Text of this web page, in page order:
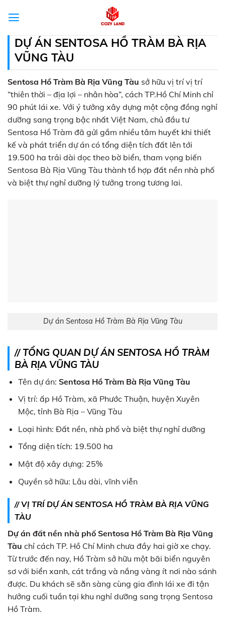
DỰ ÁN SENTOSA HỒ TRÀM BÀ RỊA
VŨNG TÀU
Sentosa Hồ Tràm Bà Rịa Vũng Tàu sở hữu vị trí vị trí
“thiên thời – địa lợi – nhân hòa”, cách TP.Hồ Chí Minh chỉ
90 phút lái xe. Với ý tưởng xây dựng một cộng đồng nghỉ
dưỡng sang trọng bậc nhất Việt Nam, chủ đầu tư
Sentosa Hồ Tràm đã gửi gắm nhiều tâm huyết khi thiết
kế và phát triển dự án có tổng diện tích đất lên tới
19.500 ha trải dài dọc theo bờ biển, tham vọng biến
Sentosa Bà Rịa Vũng Tàu thành tổ hợp đất nền nhà phố
và biệt thự nghỉ dưỡng lý tưởng trong tương lai.
Dự án Sentosa Hồ Tràm Bà Rịa Vũng Tàu
// TỔNG QUAN DỰ ÁN SENTOSA HỒ TRÀM
BÀ RỊA VŨNG TÀU
Tên dự án: Sentosa Hồ Tràm Bà Rịa Vũng Tàu
Vị trí: ấp Hồ Tràm, xã Phước Thuận, huyện Xuyên
Mộc, tỉnh Bà Rịa – Vũng Tàu
Loại hình: Đất nền, nhà phố và biệt thự nghỉ dưỡng
Tổng diện tích: 19.500 ha
Mật độ xây dựng: 25%
Quyền sở hữu: Lâu dài, vĩnh viễn
// VỊ TRÍ DỰ ÁN SENTOSA HỒ TRÀM BÀ RỊA VŨNG
TÀU
Dự án đất nền nhà phố Sentosa Hồ Tràm Bà Rịa Vũng
Tàu chỉ cách TP. Hồ Chí Minh chưa đầy hai giờ xe chạy.
Từ trước đến nay, Hồ Tràm sở hữu một bãi biển nguyên
sơ với biển xanh, cát trắng và nắng vàng ít nơi nào sánh
được. Du khách sẽ sẵn sàng cùng gia đình lái xe đi tận
hưởng cuối tuần tại khu nghỉ dưỡng sang trọng Sentosa
Hồ Tràm.